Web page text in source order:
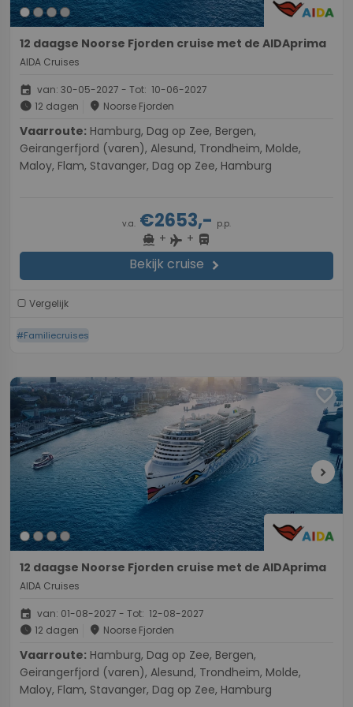
12 daagse Noorse Fjorden cruise met de AIDAprima
AIDA Cruises
event van: 30-05-2027 - Tot: 10-06-2027
schedule 12 dagen place Noorse Fjorden
Vaarroute:
Geirangerfjord (varen), Alesund, Trondheim, Molde,
Maloy, Flam, Stavanger, Dag op Zee, Hamburg
v.a. €2653,- p.p.
directions_boat + flight + directions_bus
Bekijk cruise chevron_right
Vergelijk
#Familiecruises
favorite
chevron_right
12 daagse Noorse Fjorden cruise met de AIDAprima
AIDA Cruises
event van: 01-08-2027 - Tot: 12-08-2027
schedule 12 dagen place Noorse Fjorden
Vaarroute:
Geirangerfjord (varen), Alesund, Trondheim, Molde,
Maloy, Flam, Stavanger, Dag op Zee, Hamburg